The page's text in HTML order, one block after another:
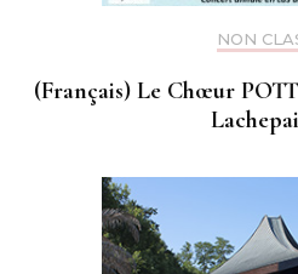
NON
(Français) Le Chœur